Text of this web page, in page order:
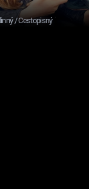
/ Cestopisný